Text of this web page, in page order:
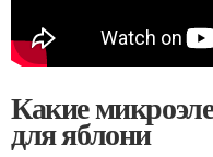
Какие
для яблони